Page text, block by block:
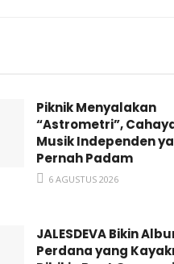
Piknik Menyalakan
“Astrometri”,
Musik Independen
Pernah Padam
6 AGUSTUS 2026
JALESDEVA Bikin
Perdana yang